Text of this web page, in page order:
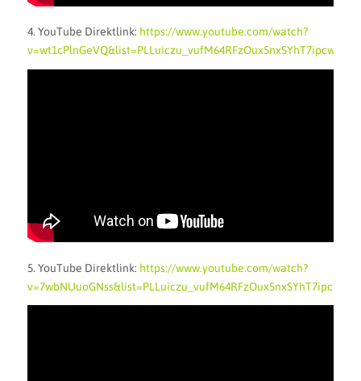
4. YouTube Direktlink: https://www.youtube.com/watch?
5. YouTube Direktlink: https://www.youtube.com/watch?